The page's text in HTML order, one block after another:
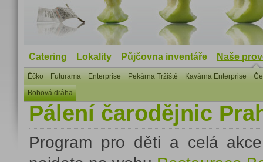
Catering Lokality Půjčovna inventáře Naše
Éčko Futurama Enterprise Pekárna Tržiště Kavárna Enterprise
Bobová dráha
Pálení čarodějnic
Program pro děti a celá